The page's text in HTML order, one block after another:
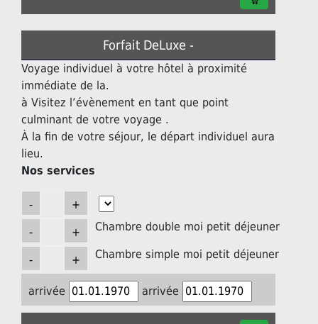
Forfait DeLuxe -
Voyage individuel à votre hôtel à proximité
immédiate de la.
à Visitez l’évènement en tant que point
culminant de votre voyage .
À la fin de votre séjour, le départ individuel aura
lieu.
Nos services
Chambre double moi petit déjeuner
Chambre simple moi petit déjeuner
arrivée arrivée